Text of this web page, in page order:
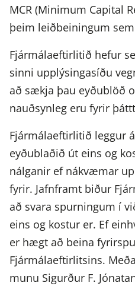
MCR (Minimum Capital
þeim leiðbeiningum
Fjármálaeftirlitið hefur
sinni upplýsingasíðu
að sækja þau eyðublöð
nauðsynleg eru fyrir
Fjármálaeftirlitið leggur
eyðublaðið út eins og
nálganir ef nákvæmar
fyrir. Jafnframt biður
að svara spurningum í
eins og kostur er. Ef
er hægt að beina
Fjármálaeftirlitsins.
munu Sigurður F.